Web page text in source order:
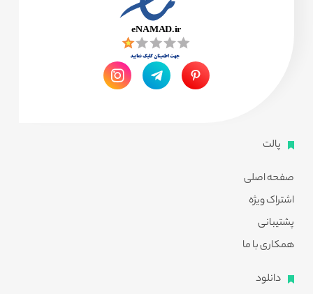
پالت
صفحه اصلی
اشتراک ویژه
پشتیبانی
همکاری با ما
دانلود